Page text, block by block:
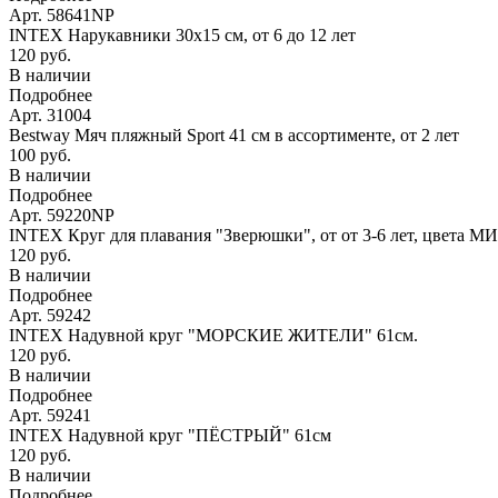
Арт. 58641NP
INTEX Нарукавники 30х15 см, от 6 до 12 лет
120 руб.
В наличии
Подробнее
Арт. 31004
Bestway Мяч пляжный Sport 41 см в ассортименте, от 2 лет
100 руб.
В наличии
Подробнее
Арт. 59220NP
INTEX Круг для плавания "Зверюшки", от от 3-6 лет, цвета
120 руб.
В наличии
Подробнее
Арт. 59242
INTEX Надувной круг "МОРСКИЕ ЖИТЕЛИ" 61см.
120 руб.
В наличии
Подробнее
Арт. 59241
INTEX Надувной круг "ПЁСТРЫЙ" 61см
120 руб.
В наличии